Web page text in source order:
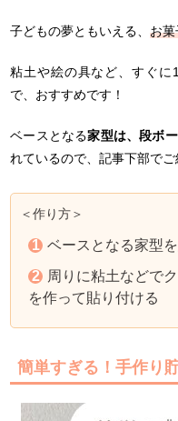
子どもの夢ともいえる、お
粘土や絵の具など、すぐ
で、おすすめです！
ベースとなる家型は、段ボ
れているので、記事下部でご
＜作り方＞
ベースとなる家型
周りに粘土などで
を作って貼り付ける
簡単すぎる！手作り